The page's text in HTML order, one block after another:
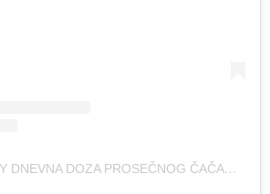
A POST SHARED BY DNEVNA DOZA PROSEČNOG ČAČANINA (@DNEVNADOZA.CACANINA)